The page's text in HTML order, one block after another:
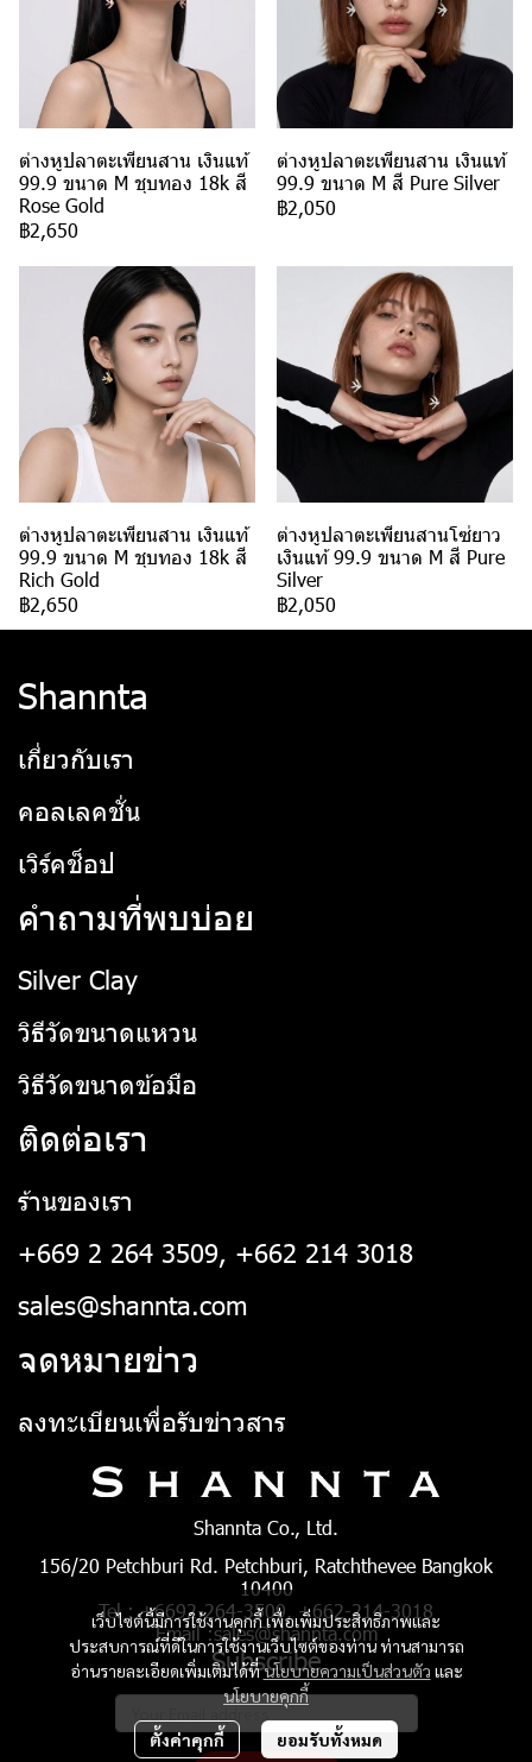
ต่างหูปลาตะเพียนสาน เงินแท้
99.9 ขนาด M ชุบทอง 18k สี
Rose Gold
฿2,650
ต่างหูปลาตะเพียนสาน เงินแท้
99.9 ขนาด M สี Pure Silver
฿2,050
ต่างหูปลาตะเพียนสาน เงินแท้
99.9 ขนาด M ชุบทอง 18k สี
Rich Gold
฿2,650
ต่างหูปลาตะเพียนสานโซ่ยาว
เงินแท้ 99.9 ขนาด M สี Pure
Silver
฿2,050
เว็บไซต์นี้มีการใช้งานคุกกี้ เพื่อเพิ่มประสิทธิภาพและ
ประสบการณ์ที่ดีในการใช้งานเว็บไซต์ของท่าน ท่านสามารถ
อ่านรายละเอียดเพิ่มเติมได้ที่นโยบายความเป็นส่วนตัว และ
นโยบายคุกกี้
ตั้งค่าคุกกี้ ยอมรับทั้งหมด
Shannta
เกี่ยวกับเรา
คอลเลคชั่น
เวิร์คช็อป
คำถามที่พบบ่อย
Silver Clay
วิธีวัดขนาดแหวน
วิธีวัดขนาดข้อมือ
ติดต่อเรา
ร้านของเรา
+669 2 264 3509, +662 214 3018
sales@shannta.com
จดหมายข่าว
ลงทะเบียนเพื่อรับข่าวสาร
Shannta Co., Ltd.
156/20 Petchburi Rd. Petchburi, Ratchthevee Bangkok
10400
Tel : +6692-264-3509, +662-214-3018
Email :sales@shannta.com
Subscribe